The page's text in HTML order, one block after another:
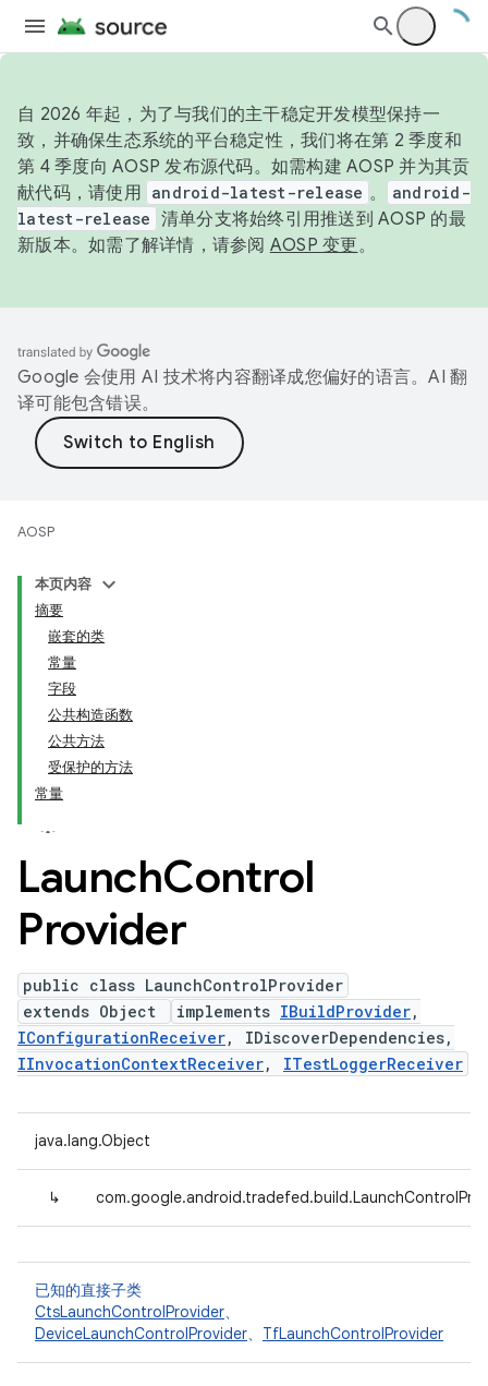
自 2026 年起，为了与我们的主干稳定开发模型保持一
致，并确保生态系统的平台稳定性，我们将在第 2 季度和
第 4 季度向 AOSP 发布源代码。如需构建 AOSP 并为其贡
献代码，请使用 android-latest-release 。
android-
latest-release 清单分支将始终引用推送到 AOSP 的最
新版本。如需了解详情，请参阅 AOSP 变更。
Google 会使用 AI 技术将内容翻译成您偏好的语言。AI 翻
译可能包含错误。
AOSP
本页内容
摘要
嵌套的类
常量
字段
公共构造函数
公共方法
受保护的方法
常量
LaunchControl
Provider
public class LaunchControlProvider
extends Object
implements IBuildProvider,
IConfigurationReceiver, IDiscoverDependencies,
IInvocationContextReceiver, ITestLoggerReceiver
java.lang.Object
↳
已知的直接子类
CtsLaunchControlProvider、
DeviceLaunchControlProvider、 TfLaunchControlProvider